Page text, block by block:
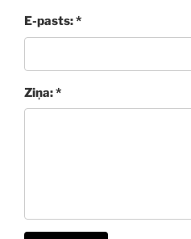
E-pasts: *
Ziņa: *